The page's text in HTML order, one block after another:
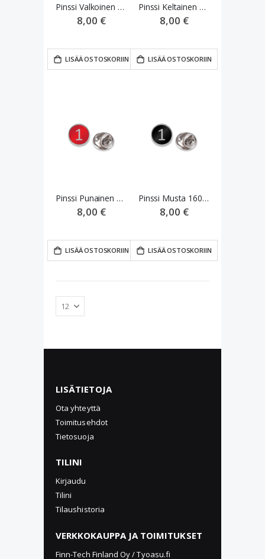
Pinssi Valkoinen 10,00-39,99km
8,00 €
LISÄÄ OSTOSKORIIN
Pinssi Keltainen 40,00-99,99km
8,00 €
LISÄÄ OSTOSKORIIN
Pinssi Punainen 100-159,99
8,00 €
LISÄÄ OSTOSKORIIN
Pinssi Musta 160km ->
8,00 €
LISÄÄ OSTOSKORIIN
LISÄTIETOJA
Ota yhteyttä
Toimitusehdot
Tietosuoja
TILINI
Kirjaudu
Tilini
Tilaushistoria
VERKKOKAUPPA JA TOIMITUKSET
Finn-Tech Finland Oy / Tyoasu.fi